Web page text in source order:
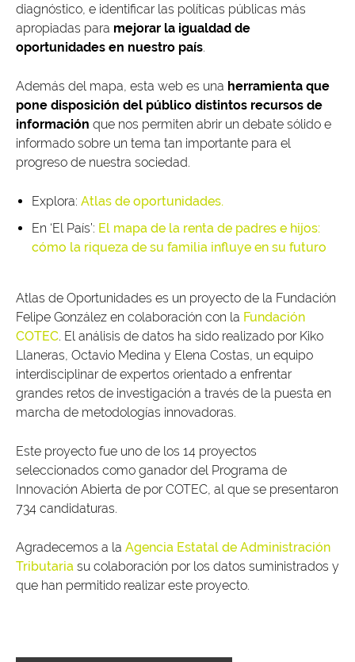
diagnóstico, e identificar las políticas públicas más
apropiadas para mejorar la igualdad de
oportunidades en nuestro país.
Además del mapa, esta web es una herramienta que
pone disposición del público distintos recursos de
información que nos permiten abrir un debate sólido e
informado sobre un tema tan importante para el
progreso de nuestra sociedad.
Explora: Atlas de oportunidades.
En ‘El País’: El mapa de la renta de padres e hijos:
cómo la riqueza de su familia influye en su futuro
Atlas de Oportunidades es un proyecto de la Fundación
Felipe González en colaboración con la Fundación
COTEC. El análisis de datos ha sido realizado por Kiko
Llaneras, Octavio Medina y Elena Costas, un equipo
interdisciplinar de expertos orientado a enfrentar
grandes retos de investigación a través de la puesta en
marcha de metodologías innovadoras.
Este proyecto fue uno de los 14 proyectos
seleccionados como ganador del Programa de
Innovación Abierta de por COTEC, al que se presentaron
734 candidaturas.
Agradecemos a la Agencia Estatal de Administración
Tributaria su colaboración por los datos suministrados y
que han permitido realizar este proyecto.